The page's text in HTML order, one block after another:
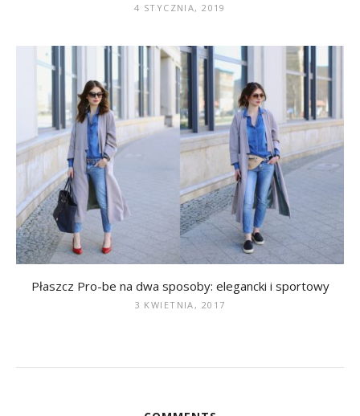
4 STYCZNIA, 2019
Płaszcz Pro-be na dwa sposoby: elegancki i sportowy
3 KWIETNIA, 2017